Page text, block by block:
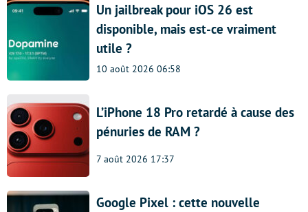
Un jailbreak pour iOS 26 est
disponible, mais est-ce vraiment
utile ?
10 août 2026 06:58
L’iPhone 18 Pro retardé à cause des
pénuries de RAM ?
7 août 2026 17:37
Google Pixel : cette nouvelle